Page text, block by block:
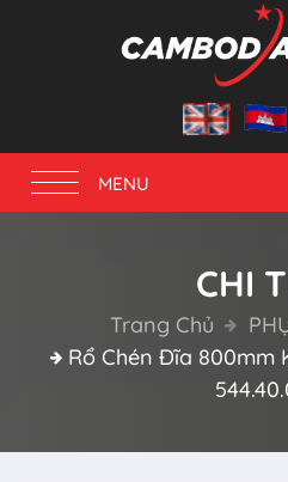
Toggle
navigation
MENU
CHI
Trang Chủ
Rổ Chén Đĩa 800mm